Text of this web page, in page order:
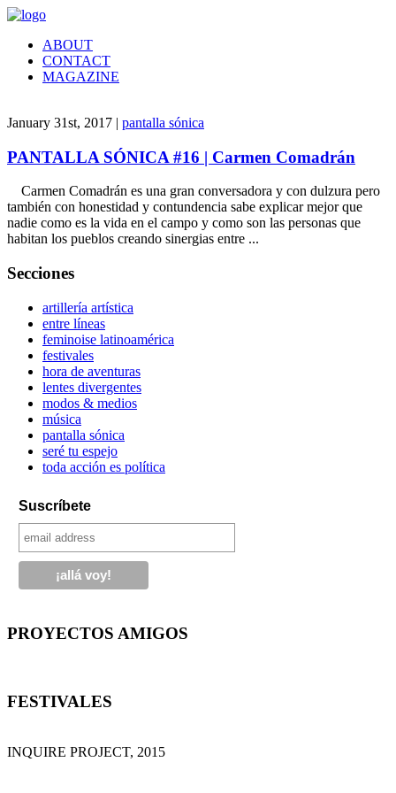
ABOUT
CONTACT
MAGAZINE
January 31st, 2017 | pantalla sónica
PANTALLA SÓNICA #16 | Carmen Comadrán
Carmen Comadrán es una gran conversadora y con dulzura pero
también con honestidad y contundencia sabe explicar mejor que
nadie como es la vida en el campo y como son las personas que
habitan los pueblos creando sinergias entre ...
Secciones
artillería artística
entre líneas
feminoise latinoamérica
festivales
hora de aventuras
lentes divergentes
modos & medios
música
pantalla sónica
seré tu espejo
toda acción es política
Suscríbete
PROYECTOS AMIGOS
FESTIVALES
INQUIRE PROJECT, 2015